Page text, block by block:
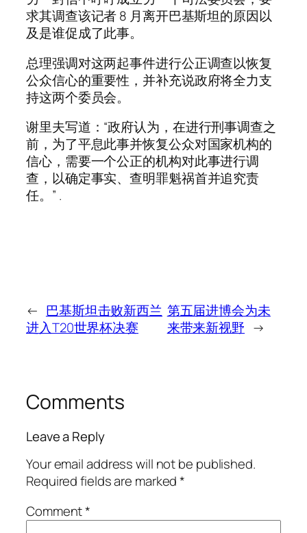
求其调查该记者 8 月离开巴基斯坦的原因以
及是谁促成了此事。
总理强调对这两起事件进行公正调查以恢复
公众信心的重要性，并补充说政府将全力支
持这两个委员会。
谢里夫写道：“政府认为，在进行刑事调查之
前，为了平息此事并恢复公众对国家机构的
信心，需要一个公正的机构对此事进行调
查，以确定事实、查明罪魁祸首并追究责
任。” .
← 巴基斯坦击败新西兰
进入T20世界杯决赛
第五届进博会为未
来带来新视野 →
Comments
Leave a Reply
Your email address will not be published.
Required fields are marked*
Comment*